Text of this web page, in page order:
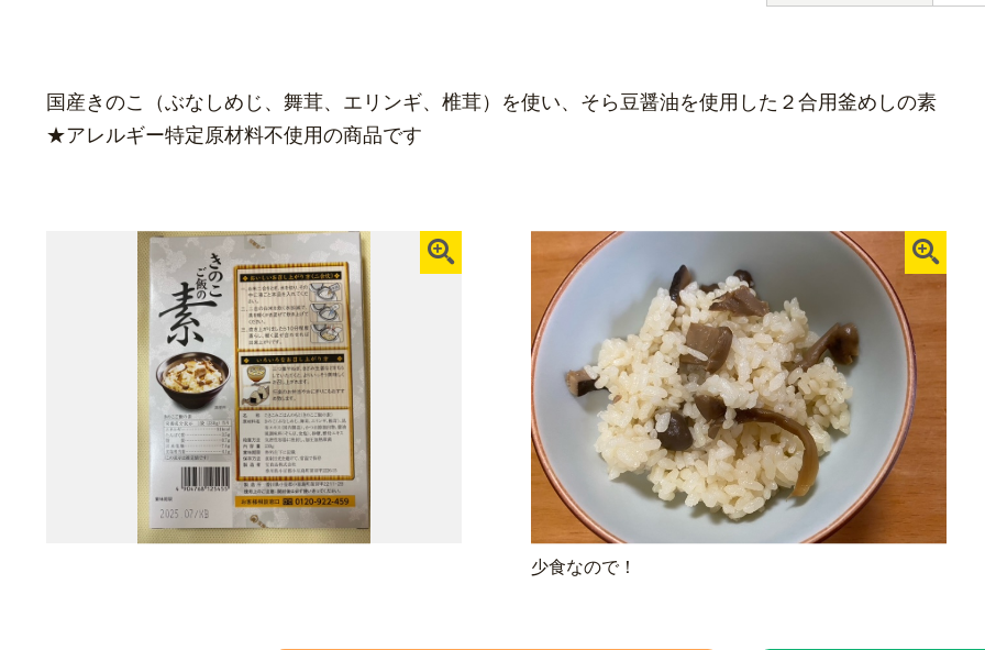
国産きのこ（ぶなしめじ、舞茸、エリンギ、椎茸）を使い、そら豆醤油を使用した２合用釜めしの素
★アレルギー特定原材料不使用の商品です
少食なので！